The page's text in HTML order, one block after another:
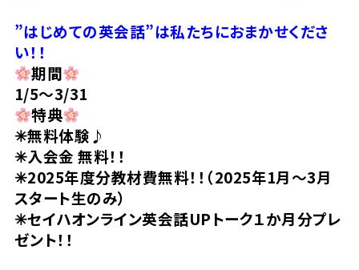
”はじめての英会話”は私たちにおまかせくださ
い！！
期間
1/5〜3/31
特典
✳︎無料体験♪
✳︎入会金 無料！！
✳︎2025年度分教材費無料！！（2025年1月～3月
スタート生のみ）
✳︎セイハオンライン英会話UPトーク１か月分プレ
ゼント！！